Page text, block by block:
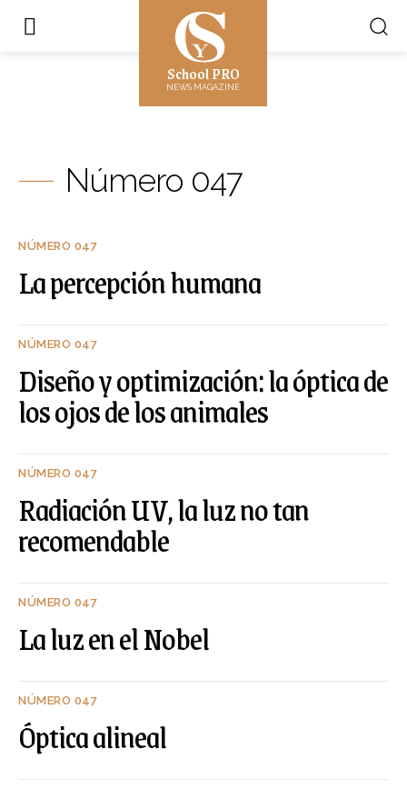
School PRO
NEWS MAGAZINE
Número 047
NÚMERO 047
La percepción humana
NÚMERO 047
Diseño y optimización: la óptica de
los ojos de los animales
NÚMERO 047
Radiación UV, la luz no tan
recomendable
NÚMERO 047
La luz en el Nobel
NÚMERO 047
Óptica alineal